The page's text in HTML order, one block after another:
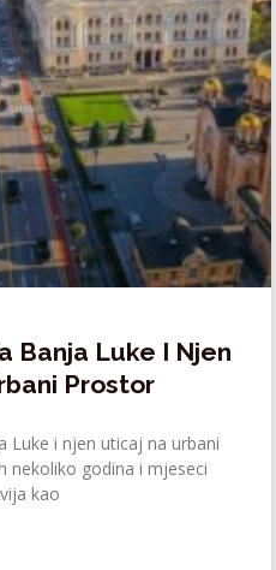
Banja Luke I Njen
Prostor
Luke i njen uticaj na urbani
nekoliko godina i mjeseci
kao